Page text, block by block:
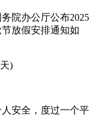
院办公厅公布2025
放假安排通知如
)
安全，度过一个平